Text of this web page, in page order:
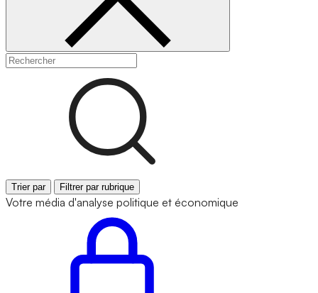
Trier par Filtrer par rubrique
Votre média d'analyse politique et économique